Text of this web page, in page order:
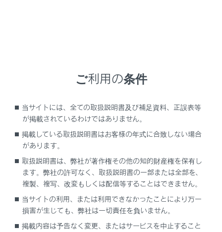
登録がありません
ご利用の条件
当サイトには、全ての取扱説明書及び補足資料、正誤表等
が掲載されているわけではありません。
掲載している取扱説明書はお客様の年式に合致しない場合
があります。
取扱説明書は、弊社が著作権その他の知的財産権を保有し
ます。弊社の許可なく、取扱説明書の一部または全部を、
複製、複写、改変もしくは配信等することはできません。
当サイトの利用、または利用できなかったことにより万一
損害が生じても、弊社は一切責任を負いません。
掲載内容は予告なく変更、またはサービスを中止すること